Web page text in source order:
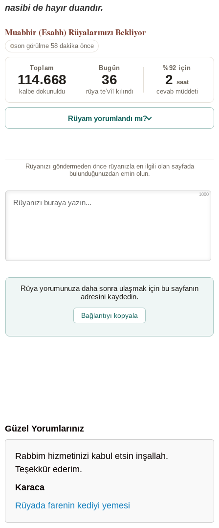
nasibi de hayır duandır.
Muabbir (Esahh) Rüyalarınızı Bekliyor
son görülme 58 dakika önce
Toplam
114.668
kalbe dokunuldu
Bugün
36
rüya te’vîl kılındı
%92 için
2 saat
cevab müddeti
Rüyam yorumlandı mı?
Rüyanızı göndermeden önce rüyanızla en ilgili olan sayfada
bulunduğunuzdan emin olun.
1000
Rüya yorumunuza daha sonra ulaşmak için bu sayfanın
adresini kaydedin.
Bağlantıyı kopyala
Güzel Yorumlarınız
Rabbim hizmetinizi kabul etsin inşallah.
Teşekkür ederim.
Karaca
Rüyada farenin kediyi yemesi